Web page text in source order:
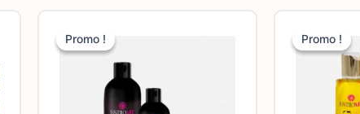
Promo !
Promo !
$350.00.
Promo !
Promo !